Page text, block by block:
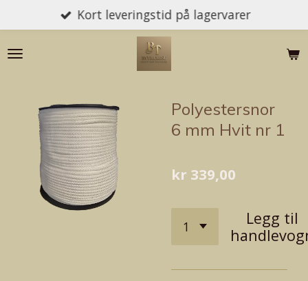
til
hovedinnhold
Kort leveringstid på lagervarer
Polyestersnor
6 mm Hvit nr 1
kr 339,00
Legg til